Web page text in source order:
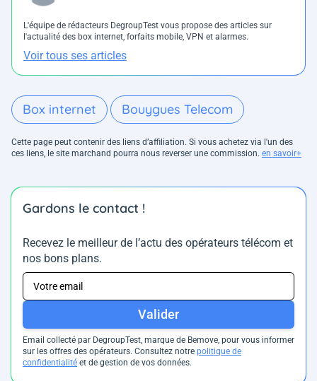
L'équipe de rédacteurs DegroupTest vous propose des articles sur
l'actualité des box internet, forfaits mobile, VPN et alarmes.
Voir tous ses articles
Box internet Bouygues Telecom
Cette page peut contenir des liens d’affiliation. Si vous achetez via l'un des
ces liens, le site marchand pourra nous reverser une commission. en savoir+
Gardons le contact !
Recevez le meilleur de l’actu des opérateurs télécom et
nos bons plans.
Valider
Email collecté par DegroupTest, marque de Bemove, pour vous informer
sur les offres des opérateurs. Consultez notre politique de
confidentialité et de gestion de vos données.